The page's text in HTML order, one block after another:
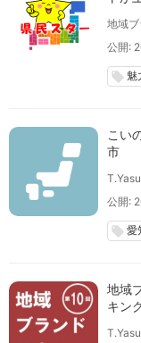
地域
公開:
local_offer 魅
こい
市
公開:
local_offer 愛
地域
キン